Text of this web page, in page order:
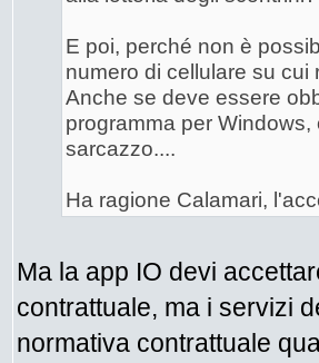
E poi, perché non è
numero di cellulare su cui
Anche se deve essere
programma per
sarcazzo....
Ha ragione Calamari,
Ma la app IO devi
contrattuale, ma i servizi
normativa contrattuale